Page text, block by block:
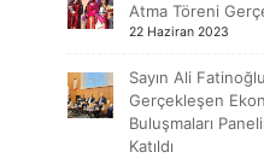
Atma Töreni
22 Haziran 2023
Sayın Ali
Gerçekleşen
Buluşmaları
Katıldı